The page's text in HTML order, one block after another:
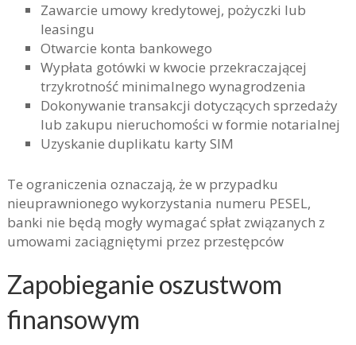
Zawarcie umowy kredytowej, pożyczki lub
leasingu
Otwarcie konta bankowego
Wypłata gotówki w kwocie przekraczającej
trzykrotność minimalnego wynagrodzenia
Dokonywanie transakcji dotyczących sprzedaży
lub zakupu nieruchomości w formie notarialnej
Uzyskanie duplikatu karty SIM
Te ograniczenia oznaczają, że w przypadku
nieuprawnionego wykorzystania numeru PESEL,
banki nie będą mogły wymagać spłat związanych z
umowami zaciągniętymi przez przestępców
Zapobieganie oszustwom
finansowym